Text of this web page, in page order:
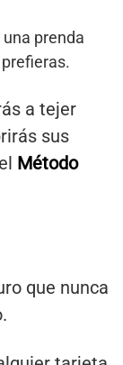
prenda
a tejer
sus
Método
que nunca